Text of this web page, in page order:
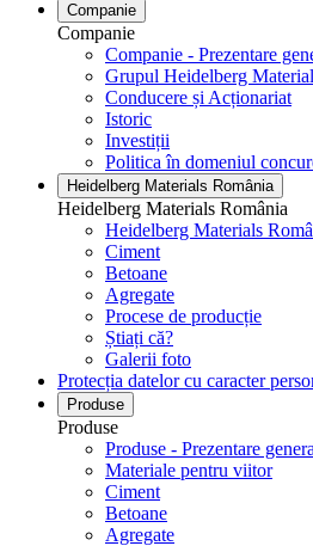
Companie
Companie
Companie - Prezentare
Grupul Heidelberg
Conducere și Acționariat
Istoric
Investiții
Politica în domeniul
Heidelberg Materials România
Heidelberg Materials România
Heidelberg Materials
Ciment
Betoane
Agregate
Procese de producție
Știați că?
Galerii foto
Protecția datelor cu caracter
Produse
Produse
Produse - Prezentare
Materiale pentru viitor
Ciment
Betoane
Agregate